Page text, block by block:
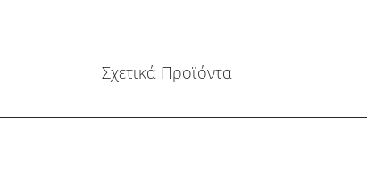
Σχετικά Προϊόντα